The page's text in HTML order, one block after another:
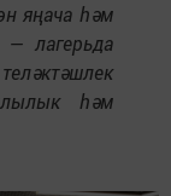
яңача һәм
лагерьда
һәм